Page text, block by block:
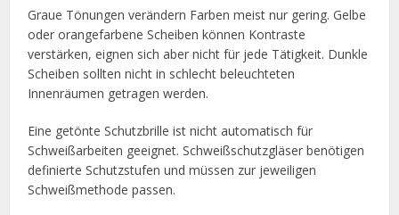
Graue Tönungen verändern Farben meist nur gering. Gelbe
oder orangefarbene Scheiben können Kontraste
verstärken, eignen sich aber nicht für jede Tätigkeit. Dunkle
Scheiben sollten nicht in schlecht beleuchteten
Innenräumen getragen werden.
Eine getönte Schutzbrille ist nicht automatisch für
Schweißarbeiten geeignet. Schweißschutzgläser benötigen
definierte Schutzstufen und müssen zur jeweiligen
Schweißmethode passen.